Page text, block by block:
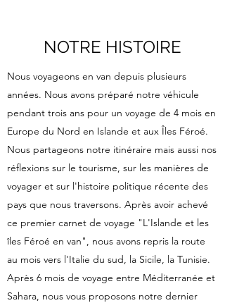
NOTRE HISTOIRE
Nous voyageons en van depuis plusieurs
années. Nous avons préparé notre véhicule
pendant trois ans pour un voyage de 4 mois en
Europe du Nord en Islande et aux Îles Féroé.
Nous partageons notre itinéraire mais aussi nos
réflexions sur le tourisme, sur les manières de
voyager et sur l'histoire politique récente des
pays que nous traversons. Après avoir achevé
ce premier carnet de voyage "L'Islande et les
îles Féroé en van", nous avons repris la route
au mois vers l'Italie du sud, la Sicile, la Tunisie.
Après 6 mois de voyage entre Méditerranée et
Sahara, nous vous proposons notre dernier